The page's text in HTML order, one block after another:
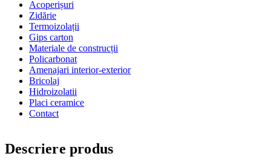
Acoperișuri
Zidărie
Termoizolații
Gips carton
Materiale de construcții
Policarbonat
Amenajari interior-exterior
Bricolaj
Hidroizolatii
Placi ceramice
Contact
Descriere produs